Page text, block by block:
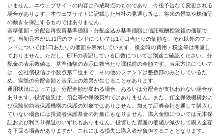
いません。本ウェブサイトの内容は作成時点のものであり、今後予告なく変更される
場合があります。本ウェブサイトに記載した当社の見通し等は、将来の景気や株価等
の動きを保証するものではありません。
基準価額・分配金再投資基準価額・分配金込み基準価額は信託報酬控除後の価額で
す。当初元本が1口1円のファンドについては1万口当たりの価額を、それ以外のファ
ンドについては1口あたりの価額を表示しています。換金時の費用・税金等は考慮し
ておりません。ただし、ETFの表記している口数については別途ご確認ください。分
配金の表示数値は、基準価額の表示口数当たり課税前の金額です。表示方法について
は、公社債投信は小数点第二位まで、その他のファンドは整数部のみとしているた
め、実際の分配金額と表示上の差異が生じることがあります。
運用状況によっては、分配金額が変わる場合、あるいは分配金が支払われない場合が
あります。投資信託は、預金等や保険契約ではありません。また、預金保険機構およ
び保険契約者保護機構の保護の対象ではありません。加えて証券会社を通して購入し
ていない場合には投資者保護基金の対象にもなりません。購入金額については元本保
証および利回り保証のいずれもありません。投資した資産の価値が減少して購入金額
を下回る場合がありますが、これによる損失は購入者が負担することとなります。